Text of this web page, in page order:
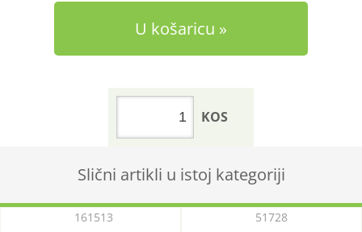
U košaricu
KOS
Slični artikli u istoj kategoriji
161513 51728